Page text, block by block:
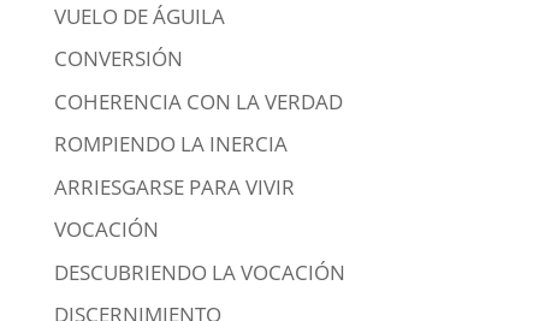
VUELO DE ÁGUILA
CONVERSIÓN
COHERENCIA CON LA VERDAD
ROMPIENDO LA INERCIA
ARRIESGARSE PARA VIVIR
VOCACIÓN
DESCUBRIENDO LA VOCACIÓN
DISCERNIMIENTO